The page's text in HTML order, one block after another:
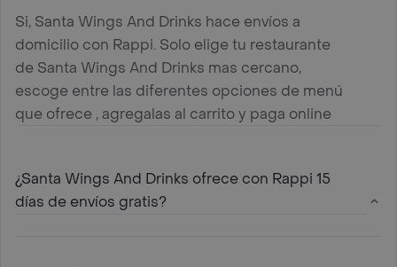
Si, Santa Wings And Drinks hace envíos a
domicilio con Rappi. Solo elige tu restaurante
de Santa Wings And Drinks mas cercano,
escoge entre las diferentes opciones de menú
que ofrece , agregalas al carrito y paga online
¿Santa Wings And Drinks ofrece con Rappi 15
días de envíos gratis?